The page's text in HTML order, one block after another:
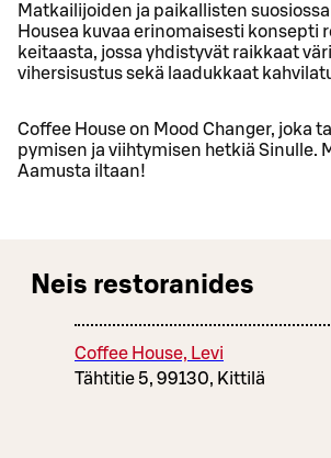
Matkailijoiden ja paikallisten
Housea kuvaa erinomaisesti konsepti
keitaasta, jossa yhdistyvät raikkaat
vihersisustus sekä laadukkaat
Cof­fee House on Mood Chan­ger, joka
py­mi­sen ja viih­ty­mi­sen het­kiä Si­nul­le.
Aa­mus­ta il­taan!
Neis restoranides
Coffee House, Levi
Tähtitie 5, 99130, Kittilä